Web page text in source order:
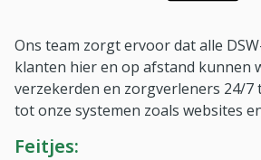
Ons team zorgt ervoor dat alle
klanten hier en op afstand kunnen
verzekerden en zorgverleners 24/7
tot onze systemen zoals websites
Feitjes: